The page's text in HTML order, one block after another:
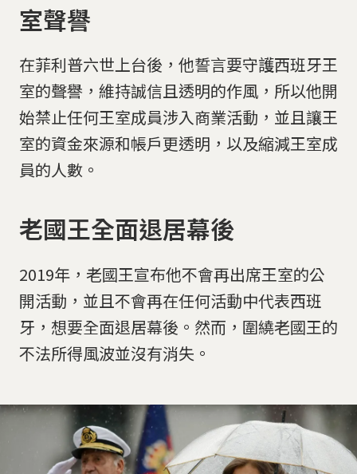
室聲譽
在菲利普六世上台後，他誓言要守護西班牙王
室的聲譽，維持誠信且透明的作風，所以他開
始禁止任何王室成員涉入商業活動，並且讓王
室的資金來源和帳戶更透明，以及縮減王室成
員的人數。
老國王全面退居幕後
2019年，老國王宣布他不會再出席王室的公
開活動，並且不會再在任何活動中代表西班
牙，想要全面退居幕後。然而，圍繞老國王的
不法所得風波並沒有消失。